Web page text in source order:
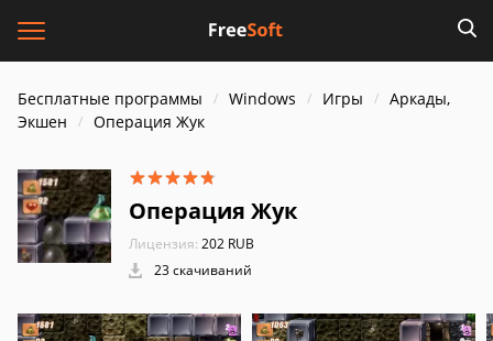
Бесплатные программы Windows Игры
Аркады,
Экшен
Операция Жук
Операция Жук
Лицензия: 202 RUB
23 скачиваний